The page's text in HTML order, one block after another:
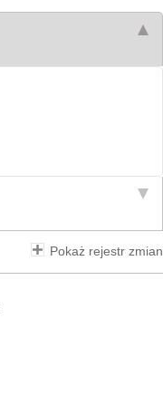
Pokaż rejestr zmian